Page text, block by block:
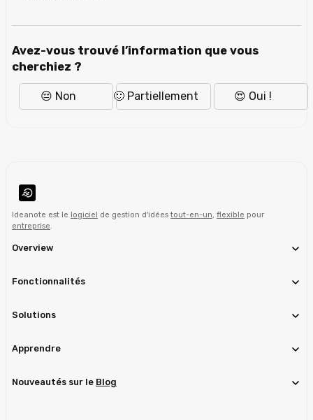
Avez-vous trouvé l’information que vous
cherchiez ?
😔 Non 🙂 Partiellement 😍 Oui !
Ideanote est le logiciel de gestion d'idéestout-en-un, flexible pour
entreprise.
Overview
Fonctionnalités
Solutions
Apprendre
Nouveautés sur le Blog